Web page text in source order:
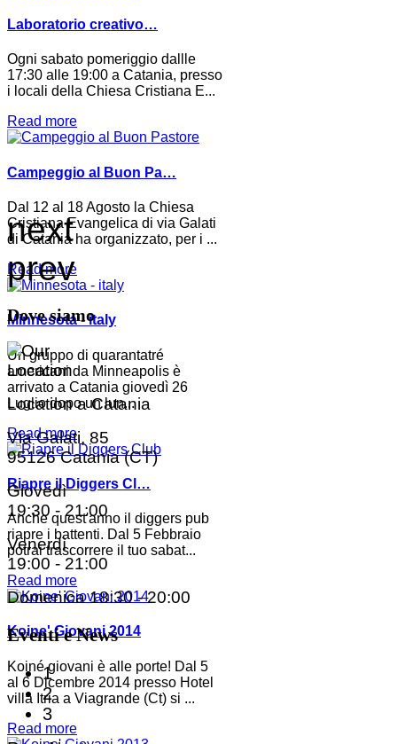
Laboratorio creativo…
Ogni sabato pomeriggio dallle
17:30 alle 19:00 a Catania, presso
i locali della Chiesa Cristiana E...
Read more
Campeggio al Buon Pa…
Dal 12 al 18 Agosto la Chiesa
Cristiana Evangelica di via Galati
di Catania ha organizzato, per i ...
Read more
Minnesota - italy
Un gruppo di quarantatré
americani da Minneapolis è
arrivato a Catania giovedì 26
Luglio dopo un lun...
Read more
Riapre il Diggers Cl…
Anche quest'anno il diggers pub
riapre i battenti. Dal 5 Febbraio
potrai trascorrere il tuo sabat...
Read more
Koine' Giovani 2014
Koiné giovani è alle porte! Dal 5
al 6 Dicembre 2014 presso Hotel
villa Itria a Viagrande (Ct) si ...
Read more
next
prev
Dove siamo
Location a Catania
Via Galati, 85
95126 Catania (CT)
Giovedì
19:30 - 21:00
Venerdì
19:00 - 21:00
Domenica18:30 - 20:00
Eventi e News
1
2
3